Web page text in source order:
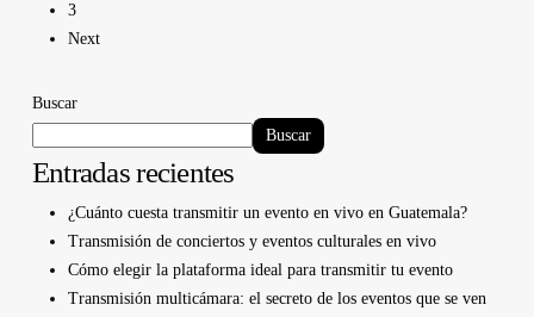
3
Next
Buscar
Buscar
Entradas recientes
¿Cuánto cuesta transmitir un evento en vivo en Guatemala?
Transmisión de conciertos y eventos culturales en vivo
Cómo elegir la plataforma ideal para transmitir tu evento
Transmisión multicámara: el secreto de los eventos que se ven